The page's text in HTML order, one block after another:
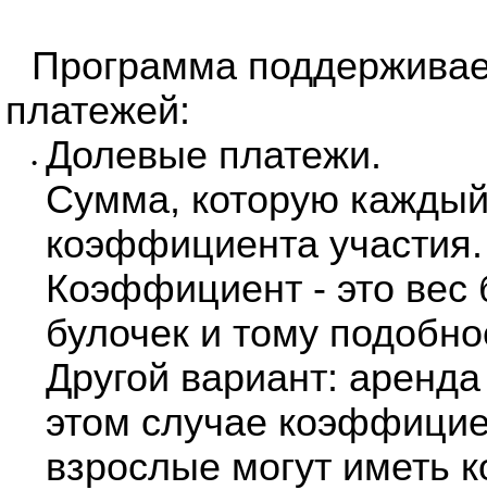
Программа
платежей:
• Долевые платежи.
Сумма, которую каждый
коэффициента участия.
Коэффициент - это вес
булочек и тому
Другой вариант:
этом случае
взрослые могут иметь